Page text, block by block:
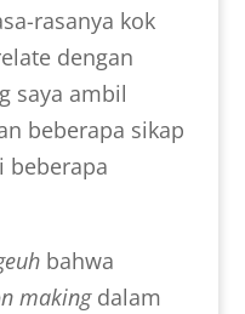
rasanya kok
dengan
saya ambil
beberapa sikap
beberapa
bahwa
makingdalam